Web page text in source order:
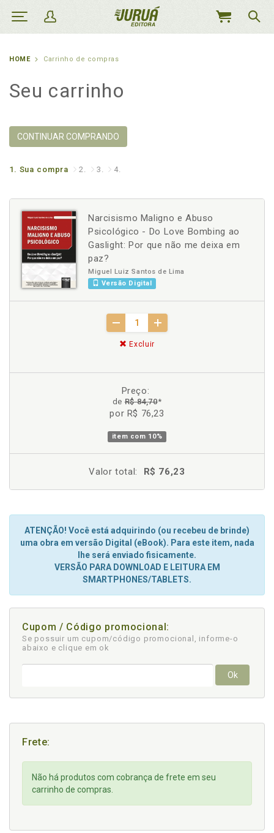
MEU
HOME Carrinho de compras
Seu carrinho
CONTINUAR COMPRANDO
1. Sua compra 2. 3. 4.
Narcisismo Maligno e Abuso
Psicológico - Do Love Bombing ao
Gaslight: Por que não me deixa em
paz?
Miguel Luiz Santos de Lima
Versão Digital
Excluir
Preço:
deR$ 84,70*
por R$ 76,23
item com 10%
Valor total: R$ 76,23
ATENÇÃO! Você está adquirindo (ou recebeu de brinde)
uma obra em versão Digital (eBook). Para este item, nada
lhe será enviado fisicamente.
VERSÃO PARA DOWNLOAD E LEITURA EM
SMARTPHONES/TABLETS.
Cupom / Código promocional:
Se possuir um cupom/código promocional, informe-o
abaixo e clique em ok
Ok
Frete:
Não há produtos com cobrança de frete em seu
carrinho de compras.